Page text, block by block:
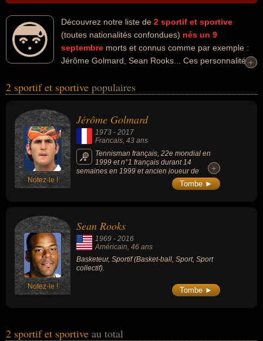
Découvrez notre liste de 2 sportif et sportive
(toutes nationalités confondues) nés un 9
septembre morts et connus comme par exemple :
Jérôme Golmard, Sean Rooks... Ces personnalités
de raquette, du tennis, du basket-ball ou du sport collectif. Ces
basketeur. En ce qui concerne leurs nationalités au moment de
leurs morts, ils peuvent avoir été francais ou américain par
exemple.
+
+
2 sportif et sportive populaires
Notez-le !
Jérôme Golmard
1973 - 2017
Francais, 43 ans
Tennisman français, 22e mondial en
1999 et n°1 français durant 14
semaines en 1999 et ancien joueur de
l'équipe de France de Coupe Davis.
+
+
Tombe ►
Notez-le !
Sean Rooks
1969 - 2016
Américain , 46 ans
Basketeur, Sportif (Basket-ball, Sport, Sport
collectif).
Tombe ►
2 sportif et sportive au total